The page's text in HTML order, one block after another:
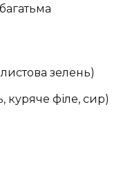
зелень)
куряче філе, сир)